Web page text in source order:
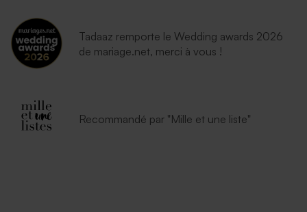
Tadaaz remporte le Wedding awards 2026
de mariage.net, merci à vous !
Recommandé par "Mille et une liste"